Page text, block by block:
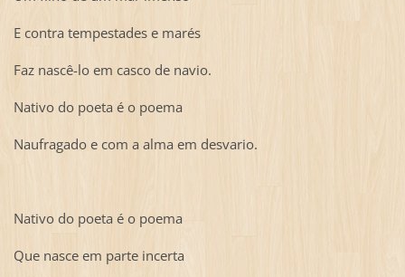
E contra tempestades e marés
Faz nascê-lo em casco de navio.
Nativo do poeta é o poema
Naufragado e com a alma em desvario.
Nativo do poeta é o poema
Que nasce em parte incerta